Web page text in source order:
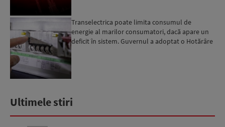
Transelectrica poate limita consumul de
energie al marilor consumatori, dacă apare un
deficit în sistem. Guvernul a adoptat o Hotărâre
Ultimele stiri